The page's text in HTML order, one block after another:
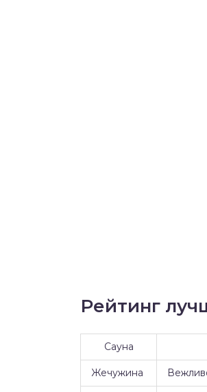
Рейтинг
Сауна
Жечужина